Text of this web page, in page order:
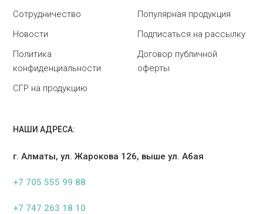
Сотрудничество
Популярная продукция
Новости
Подписаться на рассылку
Политика
конфиденциальности
Договор публичной
оферты
СГР на продукцию
НАШИ АДРЕСА:
г. Алматы, ул. Жарокова 126, выше ул. Абая
+7 705 555 99 88
+7 747 263 18 10